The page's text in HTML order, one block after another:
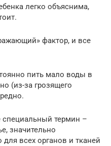
легко объяснима,
фактор, и все
пить мало воды в
(из-за грозящего
специальный термин –
значительно
всех органов и тканей